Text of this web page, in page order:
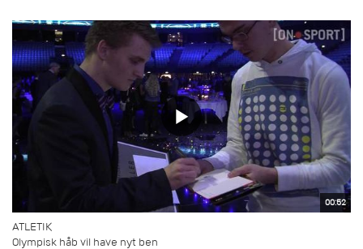
00:52
ATLETIK
Olympisk håb vil have nyt ben